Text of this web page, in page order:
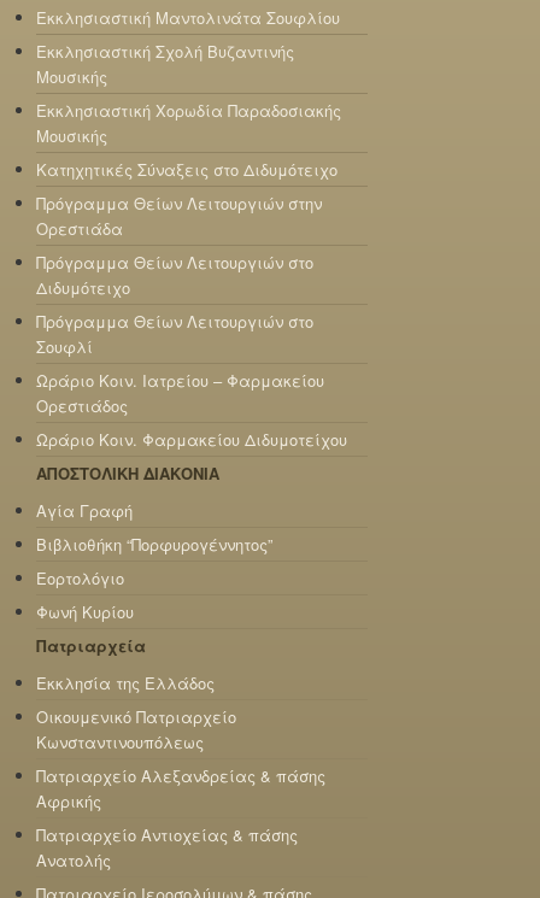
Εκκλησιαστική Μαντολινάτα Σουφλίου
Εκκλησιαστική Σχολή Βυζαντινής
Μουσικής
Εκκλησιαστική Χορωδία Παραδοσιακής
Μουσικής
Κατηχητικές Σύναξεις στο Διδυμότειχο
Πρόγραμμα Θείων Λειτουργιών στην
Ορεστιάδα
Πρόγραμμα Θείων Λειτουργιών στο
Διδυμότειχο
Πρόγραμμα Θείων Λειτουργιών στο
Σουφλί
Ωράριο Κοιν. Ιατρείου – Φαρμακείου
Ορεστιάδος
Ωράριο Κοιν. Φαρμακείου Διδυμοτείχου
ΑΠΟΣΤΟΛΙΚΗ ΔΙΑΚΟΝΙΑ
Αγία Γραφή
Βιβλιοθήκη “Πορφυρογέννητος”
Εορτολόγιο
Φωνή Κυρίου
Πατριαρχεία
Εκκλησία της Ελλάδος
Οικουμενικό Πατριαρχείο
Κωνσταντινουπόλεως
Πατριαρχείο Αλεξανδρείας & πάσης
Αφρικής
Πατριαρχείο Αντιοχείας & πάσης
Ανατολής
Πατριαρχείο Ιεροσολύμων & πάσης